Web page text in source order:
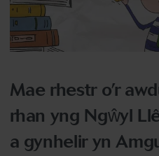
Mae rhestr o’r
rhan yng Ngŵyl
a gynhelir yn